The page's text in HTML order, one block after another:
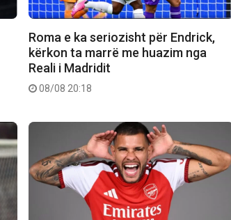
Roma e ka seriozisht për Endrick,
kërkon ta marrë me huazim nga
Reali i Madridit
08/08 20:18